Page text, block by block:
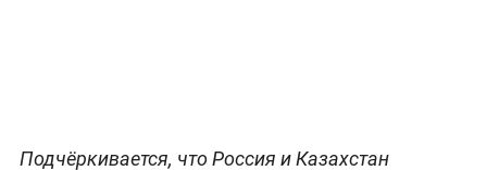
Подчёркивается, что Россия и Казахстан